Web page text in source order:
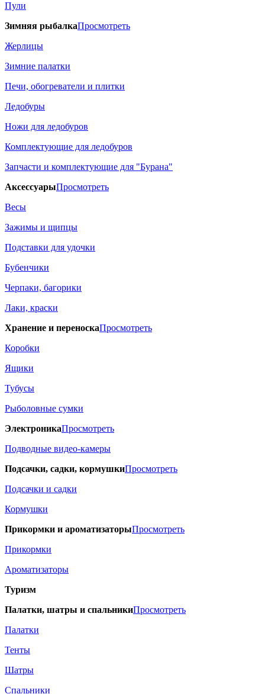
Пули
Зимняя рыбалкаПросмотреть
Жерлицы
Зимние палатки
Печи, обогреватели и плитки
Ледобуры
Ножи для ледобуров
Комплектующие для ледобуров
Запчасти и комплектующие для "Бурана"
АксессуарыПросмотреть
Весы
Зажимы и щипцы
Подставки для удочки
Бубенчики
Черпаки, багорики
Лаки, краски
Хранение и переноскаПросмотреть
Коробки
Ящики
Тубусы
Рыболовные сумки
ЭлектроникаПросмотреть
Подводные видео-камеры
Подсачки, садки, кормушкиПросмотреть
Подсачки и садки
Кормушки
Прикормки и ароматизаторыПросмотреть
Прикормки
Ароматизаторы
Туризм
Палатки, шатры и спальникиПросмотреть
Палатки
Тенты
Шатры
Спальники